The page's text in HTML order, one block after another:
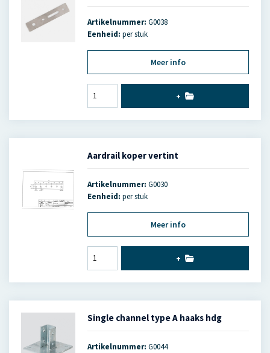
Artikelnummer: G0038
Eenheid: per stuk
Meer info
+
Aardrail koper vertint
Artikelnummer: G0030
Eenheid: per stuk
Meer info
+
Single channel type A haaks hdg
Artikelnummer: G0044